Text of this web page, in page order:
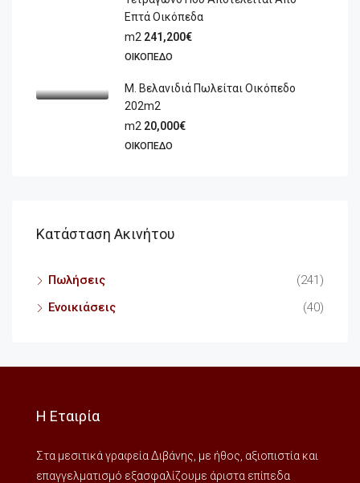
Επτά Οικόπεδα
m2 241,200€
ΟΙΚΌΠΕΔΟ
Μ. Βελανιδιά Πωλείται Οικόπεδο
202m2
m2 20,000€
ΟΙΚΌΠΕΔΟ
Κατάσταση Ακινήτου
Πωλήσεις
(241)
Ενοικιάσεις
(40)
Η Εταιρία
Στα μεσιτικά γραφεία Διβάνης, με ήθος, αξιοπιστία και
επαγγελματισμό εξασφαλίζουμε άριστα επίπεδα